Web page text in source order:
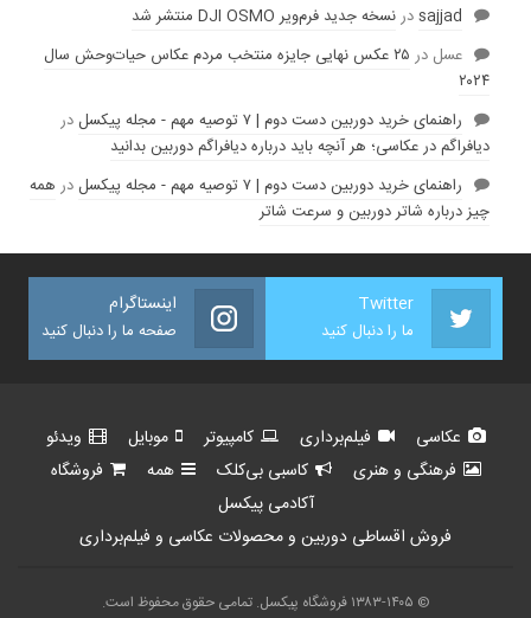
sajjadدرنسخه جدید فرم‌ویر DJI OSMO منتشر شد
عسل در
۲۵ عکس نهایی جایزه منتخب مردم عکاس حیات‌وحش سال
۲۰۲۴
راهنمای خرید دوربین دست دوم | ۷ توصیه مهم - مجله پیکسل
در
دیافراگم در عکاسی؛ هر آنچه باید درباره دیافراگم دوربین بدانید
راهنمای خرید دوربین دست دوم | ۷ توصیه مهم - مجله پیکسل
در همه
چیز درباره شاتر دوربین و سرعت شاتر
Twitter
ما را دنبال کنید
اینستاگرام
صفحه ما را دنبال کنید
عکاسی فیلم‌برداری کامپیوتر موبایل
ویدئو
فرهنگی و هنری
کاسبی بی‌کلک همه
فروشگاه
آکادمی پیکسل
فروش اقساطی دوربین و محصولات عکاسی و فیلم‌برداری
© ۱۳۸۳-۱۴۰۵ فروشگاه پیکسل. تمامی حقوق محفوظ است.